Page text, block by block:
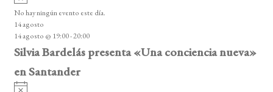
o
v
i
s
o
No hay ningún evento este día.
14 agosto
14 agosto @ 19:00-20:00
Silvia Bardelás presenta «Una conciencia nueva»
en Santander
A